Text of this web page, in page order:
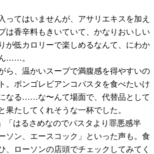
ってはいませんが、アサリエキスを加え
は香辛料もきいていて、かなりおいしい
が低カロリーで楽しめるなんて、にわか
……。
ら、温かいスープで満腹感を得やすいの
。ボンゴレビアンコパスタを食べたいけ
なる……な〜んて場面で、代替品として
果たしてくれそうな一杯でした。
「はるさめなのでパスタより罪悪感半
ソン、エースコック」といった声も。食
、ローソンの店頭でチェックしてみてく